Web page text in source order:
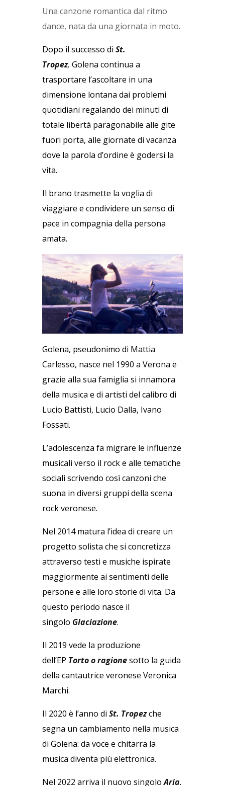
Una canzone romantica dal ritmo
dance, nata da una giornata in moto.
Dopo il successo di St.
Tropez, Golena continua a
trasportare l’ascoltare in una
dimensione lontana dai problemi
quotidiani regalando dei minuti di
totale libertá paragonabile alle gite
fuori porta, alle giornate di vacanza
dove la parola d’ordine è godersi la
vita.
Il brano trasmette la voglia di
viaggiare e condividere un senso di
pace in compagnia della persona
amata.
Golena, pseudonimo di Mattia
Carlesso, nasce nel 1990 a Verona e
grazie alla sua famiglia si innamora
della musica e di artisti del calibro di
Lucio Battisti, Lucio Dalla, Ivano
Fossati.
L’adolescenza fa migrare le influenze
musicali verso il rock e alle tematiche
sociali scrivendo così canzoni che
suona in diversi gruppi della scena
rock veronese.
Nel 2014 matura l’idea di creare un
progetto solista che si concretizza
attraverso testi e musiche ispirate
maggiormente ai sentimenti delle
persone e alle loro storie di vita. Da
questo periodo nasce il
singolo Glaciazione.
Il 2019 vede la produzione
dell’EP Torto o ragionesotto la guida
della cantautrice veronese Veronica
Marchi.
Il 2020 è l’anno di St. Tropezche
segna un cambiamento nella musica
di Golena: da voce e chitarra la
musica diventa più elettronica.
Nel 2022 arriva il nuovo singoloAria.